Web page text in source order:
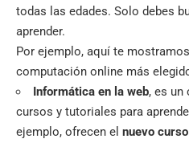
todas las edades. Solo debes
aprender.
Por ejemplo, aquí te
computación online más
Informática en la web, es un
cursos y tutoriales para
ejemplo, ofrecen el nuevo